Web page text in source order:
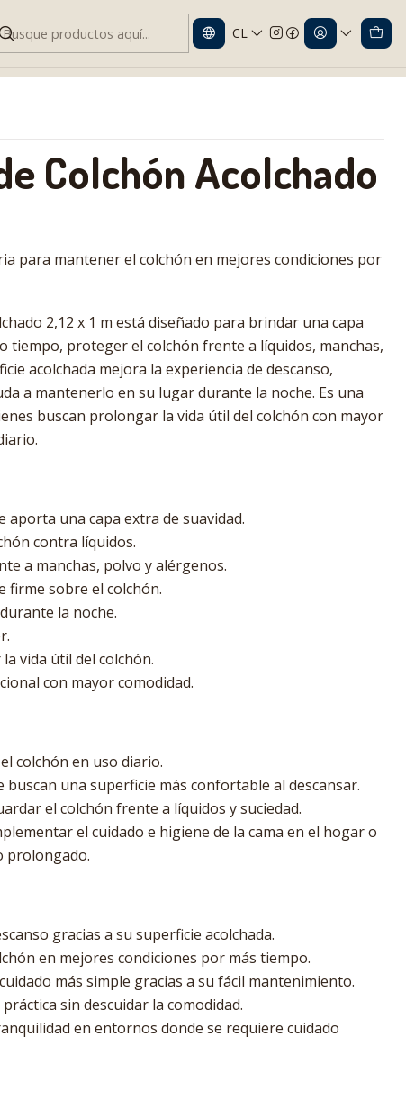
CL
2,12 x 1 m | Mayor Protección.
Colchón Acolchado
para mantener el colchón en mejores condiciones por
2,12 x 1 m está diseñado para brindar una capa
tiempo, proteger el colchón frente a líquidos, manchas,
acolchada mejora la experiencia de descanso,
a mantenerlo en su lugar durante la noche. Es una
buscan prolongar la vida útil del colchón con mayor
aporta una capa extra de suavidad.
contra líquidos.
a manchas, polvo y alérgenos.
firme sobre el colchón.
la noche.
vida útil del colchón.
con mayor comodidad.
colchón en uso diario.
una superficie más confortable al descansar.
el colchón frente a líquidos y suciedad.
el cuidado e higiene de la cama en el hogar o
prolongado.
gracias a su superficie acolchada.
en mejores condiciones por más tiempo.
más simple gracias a su fácil mantenimiento.
sin descuidar la comodidad.
en entornos donde se requiere cuidado